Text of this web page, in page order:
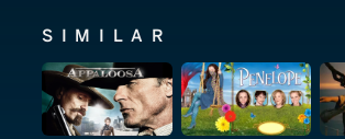
SIMILAR